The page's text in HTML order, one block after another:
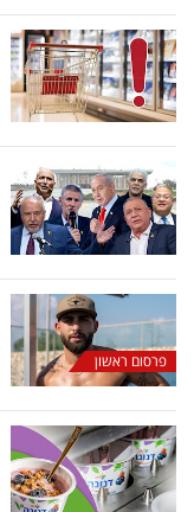
פרסום ראשון